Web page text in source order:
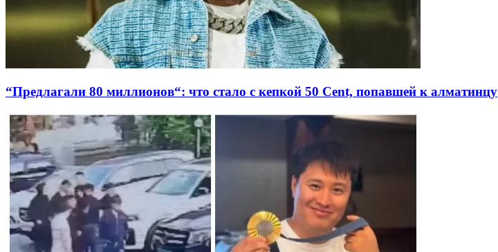
“Предлагали 80 миллионов“: что стало с кепкой 50 Сent, попавшей к алматинцу